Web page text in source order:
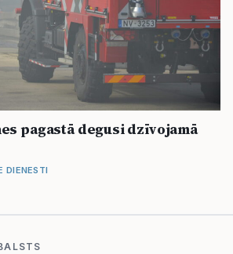
pagastā degusi dzīvojamā
DIENESTI